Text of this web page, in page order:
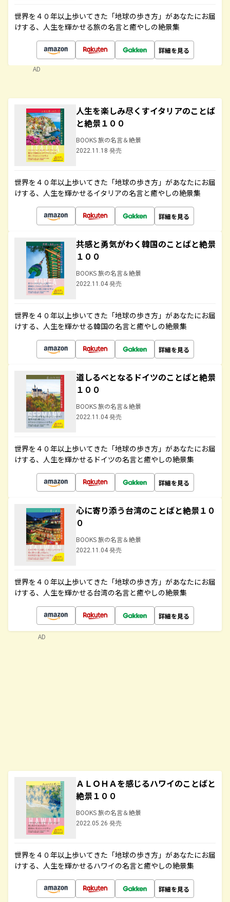
世界を４０年以上歩いてきた「地球の歩き方」があなたにお届
けする、人生を輝かせる旅の名言と癒やしの絶景集
詳細を見る
AD
人生を楽しみ尽くすイタリアのことば
と絶景１００
BOOKS 旅の名言＆絶景
2022.11.18 発売
世界を４０年以上歩いてきた「地球の歩き方」があなたにお届
けする、人生を輝かせるイタリアの名言と癒やしの絶景集
詳細を見る
共感と勇気がわく韓国のことばと絶景
１００
BOOKS 旅の名言＆絶景
2022.11.04 発売
世界を４０年以上歩いてきた「地球の歩き方」があなたにお届
けする、人生を輝かせる韓国の名言と癒やしの絶景集
詳細を見る
道しるべとなるドイツのことばと絶景
１００
BOOKS 旅の名言＆絶景
2022.11.04 発売
世界を４０年以上歩いてきた「地球の歩き方」があなたにお届
けする、人生を輝かせるドイツの名言と癒やしの絶景集
詳細を見る
心に寄り添う台湾のことばと絶景１０
０
BOOKS 旅の名言＆絶景
2022.11.04 発売
世界を４０年以上歩いてきた「地球の歩き方」があなたにお届
けする、人生を輝かせる台湾の名言と癒やしの絶景集
詳細を見る
ＡＬＯＨＡを感じるハワイのことばと
絶景１００
BOOKS 旅の名言＆絶景
2022.05.26 発売
世界を４０年以上歩いてきた「地球の歩き方」があなたにお届
けする、人生を輝かせるハワイの名言と癒やしの絶景集
詳細を見る
AD